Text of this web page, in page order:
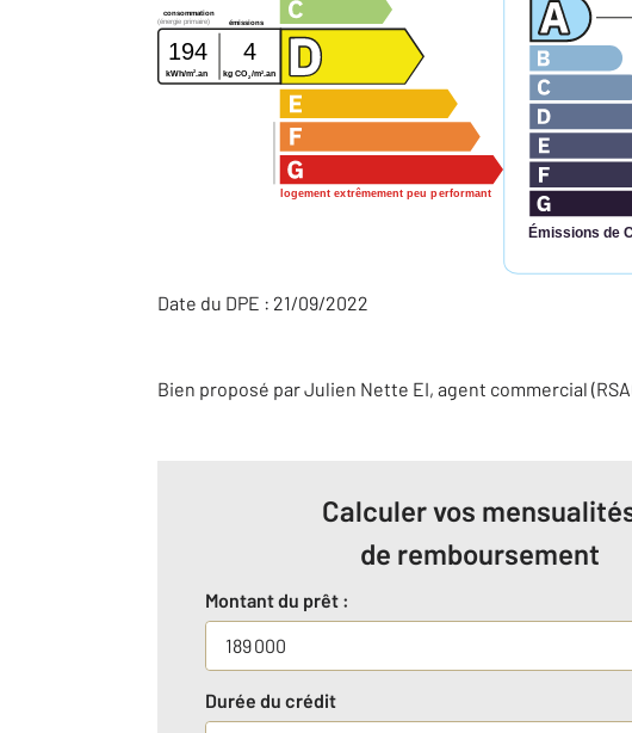
logement extrêmement peu performant
consommation
émissions
(énergie primaire)
194 4
kWh/m2 .an kg CO2 /m2 .an
Émissions de
Date du DPE : 21/09/2022
Bien proposé parJulien Nette EI, agent commercial
Calculer vos
de remboursement
Montant du prêt :
Durée du crédit